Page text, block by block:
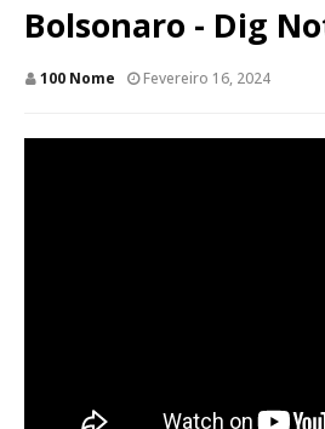
Bolsonaro - Dig
100 Nome Fevereiro 16, 2024